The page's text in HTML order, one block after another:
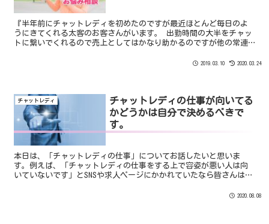
『半年前にチャットレディを初めたのですが最近ほとんど毎日のよ
うにきてくれる太客のお客さんがいます。 出勤時間の大半をチャッ
トに繋いでくれるので売上としてはかなり助かるのですが他の常連
連が減ってしまいそうなんですがどうしたらいいでしょうか？？』
2019.03.10 2020.03.24
チャットレディ
チャットレディの仕事が向いてる
かどうかは自分で決めるべきで
す。
本日は、「チャットレディの仕事」についてお話したいと思いま
す。例えば、「チャットレディの仕事をする上で容姿が悪い人は向
いていないです」とSNSや求人ページにかかれていたなら皆さんはど
2020.08.08